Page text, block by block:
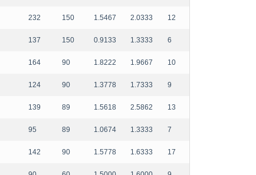
232 150 1.5467 2.0333 12
137 150 0.9133 1.3333 6
164 90 1.8222 1.9667 10
124 90 1.3778 1.7333 9
139 89 1.5618 2.5862 13
95 89 1.0674 1.3333 7
142 90 1.5778 1.6333 17